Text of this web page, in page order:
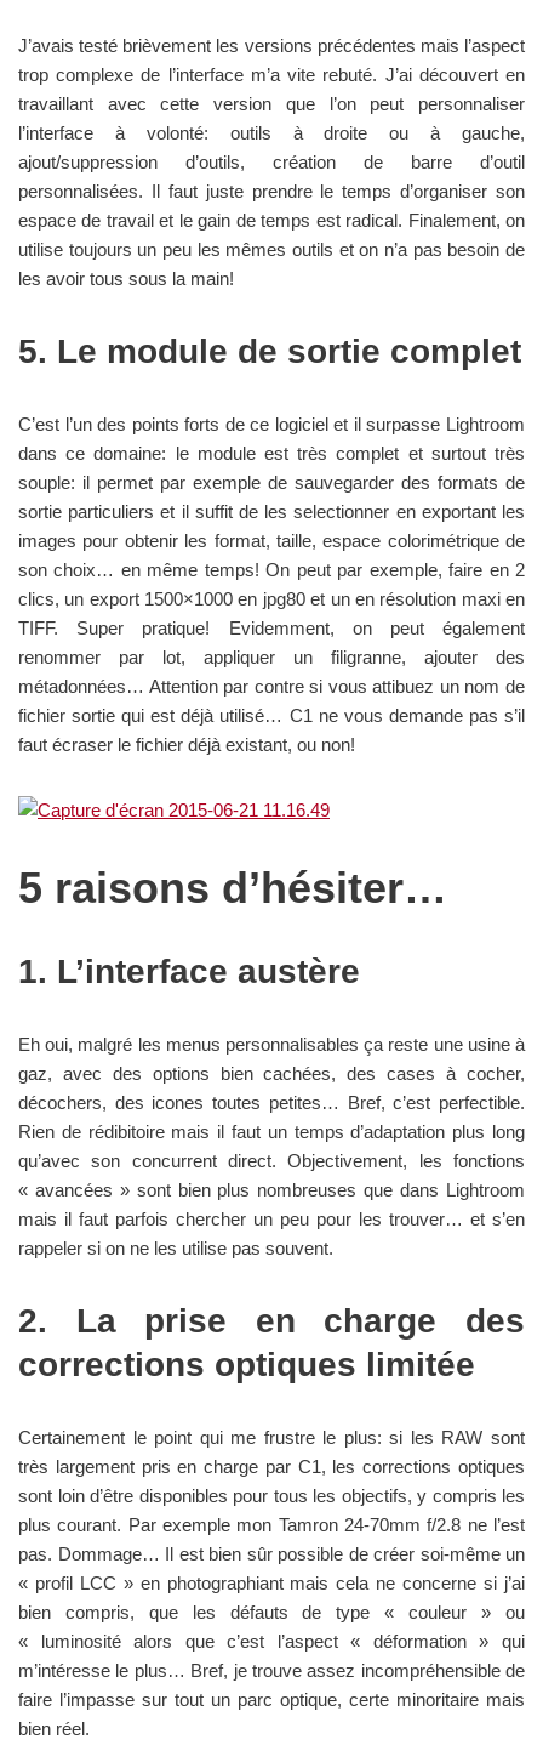
J’avais testé brièvement les versions précédentes mais l’aspect
trop complexe de l’interface m’a vite rebuté. J’ai découvert en
travaillant avec cette version que l’on peut personnaliser
l’interface à volonté: outils à droite ou à gauche,
ajout/suppression d’outils, création de barre d’outil
personnalisées. Il faut juste prendre le temps d’organiser son
espace de travail et le gain de temps est radical. Finalement, on
utilise toujours un peu les mêmes outils et on n’a pas besoin de
les avoir tous sous la main!
5. Le module de sortie complet
C’est l’un des points forts de ce logiciel et il surpasse Lightroom
dans ce domaine: le module est très complet et surtout très
souple: il permet par exemple de sauvegarder des formats de
sortie particuliers et il suffit de les selectionner en exportant les
images pour obtenir les format, taille, espace colorimétrique de
son choix… en même temps! On peut par exemple, faire en 2
clics, un export 1500×1000 en jpg80 et un en résolution maxi en
TIFF. Super pratique! Evidemment, on peut également
renommer par lot, appliquer un filigranne, ajouter des
métadonnées… Attention par contre si vous attibuez un nom de
fichier sortie qui est déjà utilisé… C1 ne vous demande pas s’il
faut écraser le fichier déjà existant, ou non!
5 raisons d’hésiter…
1. L’interface austère
Eh oui, malgré les menus personnalisables ça reste une usine à
gaz, avec des options bien cachées, des cases à cocher,
décochers, des icones toutes petites… Bref, c’est perfectible.
Rien de rédibitoire mais il faut un temps d’adaptation plus long
qu’avec son concurrent direct. Objectivement, les fonctions
« avancées » sont bien plus nombreuses que dans Lightroom
mais il faut parfois chercher un peu pour les trouver… et s’en
rappeler si on ne les utilise pas souvent.
2. La prise en charge des
corrections optiques limitée
Certainement le point qui me frustre le plus: si les RAW sont
très largement pris en charge par C1, les corrections optiques
sont loin d’être disponibles pour tous les objectifs, y compris les
plus courant. Par exemple mon Tamron 24-70mm f/2.8 ne l’est
pas. Dommage… Il est bien sûr possible de créer soi-même un
« profil LCC » en photographiant mais cela ne concerne si j’ai
bien compris, que les défauts de type « couleur » ou
« luminosité alors que c’est l’aspect « déformation » qui
m’intéresse le plus… Bref, je trouve assez incompréhensible de
faire l’impasse sur tout un parc optique, certe minoritaire mais
bien réel.